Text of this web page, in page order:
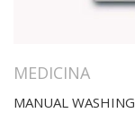
MEDICINA